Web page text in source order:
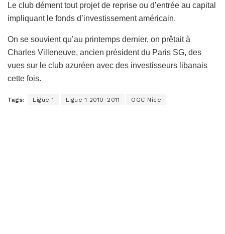
Le club dément tout projet de reprise ou d’entrée au capital
impliquant le fonds d’investissement américain.
On se souvient qu’au printemps dernier, on prêtait à
Charles Villeneuve, ancien président du Paris SG, des
vues sur le club azuréen avec des investisseurs libanais
cette fois.
Tags: Ligue 1 Ligue 1 2010-2011 OGC Nice